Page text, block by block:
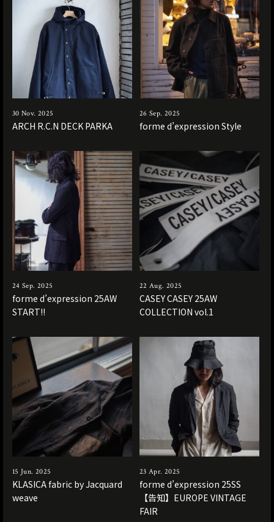
30 Nov. 2025
ARCH R.C.N DECK PARKA
26 Sep. 2025
forme d’expression Style
24 Sep. 2025
forme d’expression 25AW
START!!
22 Aug. 2025
CASEY CASEY 25AW
COLLECTION vol.1
15 Jun. 2025
KLASICA fabric by Jacquard
weave
23 Apr. 2025
forme d’expression 25SS
【告知】EUROPE VINTAGE
FAIR